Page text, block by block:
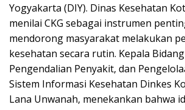
Yogyakarta (DIY). Dinas Kesehatan
menilai CKG sebagai instrumen
mendorong masyarakat melakukan
kesehatan secara rutin. Kepala
Pengendalian Penyakit, dan
Sistem Informasi Kesehatan Dinkes
Lana Unwanah, menekankan bahwa